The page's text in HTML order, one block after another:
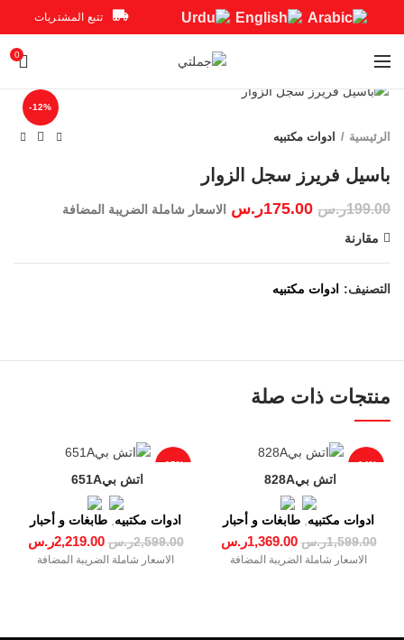
تتبع المشتريات
0
-12%
الرئيسية ادوات مكتبيه
199.00ر.س 175.00ر.س
الاسعار شاملة الضريبة المضافة
مقارنة
التصنيف: ادوات مكتبيه
منتجات ذات صلة
-14%
ادوات مكتبيه طابغات و أحبار
1,599.00ر.س 1,369.00ر.س
الاسعار شاملة الضريبة المضافة
-15%
ادوات مكتبيه طابغات و أحبار
2,599.00ر.س 2,219.00ر.س
الاسعار شاملة الضريبة المضافة